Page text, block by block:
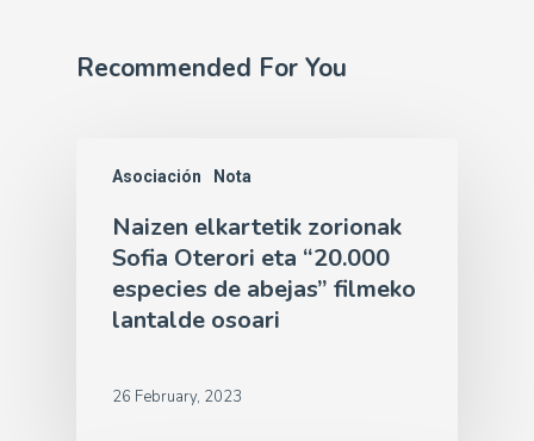
Recommended For You
Asociación Nota
Naizen elkartetik zorionak
Sofia Oterori eta “20.000
especies de abejas” filmeko
lantalde osoari
26 February, 2023